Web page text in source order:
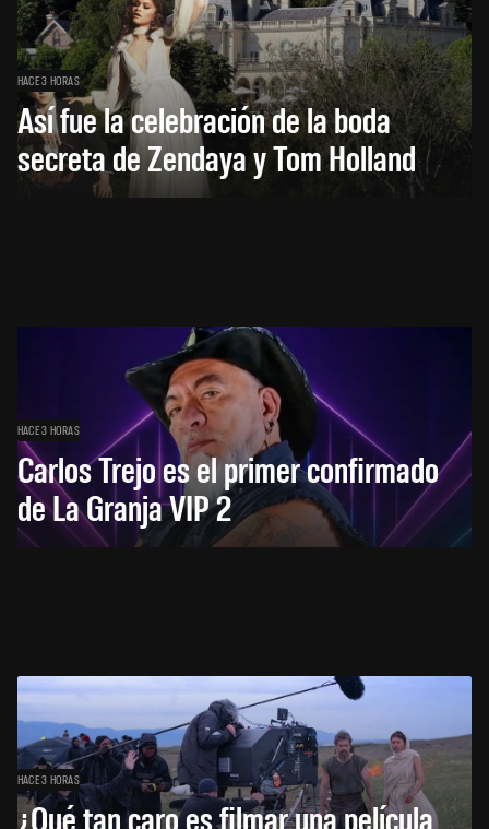
HACE 3 HORAS
Así fue la celebración de la boda
secreta de Zendaya y Tom Holland
HACE 3 HORAS
Carlos Trejo es el primer confirmado
de La Granja VIP 2
HACE 3 HORAS
¿Qué tan caro es filmar una película